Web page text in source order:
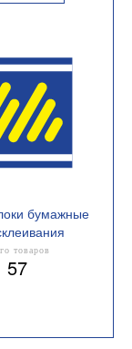
бумажные
товаров
57